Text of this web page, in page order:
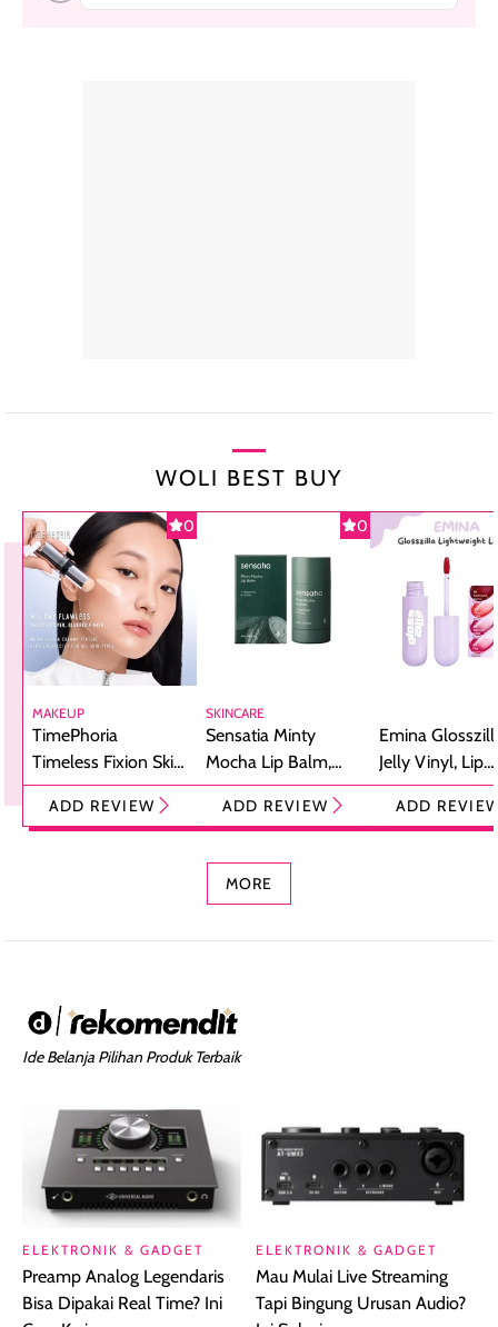
WOLI BEST BUY
0
MAKEUP
TimePhoria
Timeless Fixion Skin
Tint Stick,
Foundation dan
ADD REVIEW
0
SKINCARE
Sensatia Minty
Mocha Lip Balm,
Pelembap Bibir
dengan Aroma
ADD REVIEW
Emina
Jelly Vinyl, Lip
Cream Glossy
Ringan
ADD
MORE
Ide Belanja Pilihan Produk Terbaik
ELEKTRONIK & GADGET
Preamp Analog Legendaris
Bisa Dipakai Real Time? Ini
ELEKTRONIK & GADGET
Mau Mulai Live Streaming
Tapi Bingung Urusan Audio?